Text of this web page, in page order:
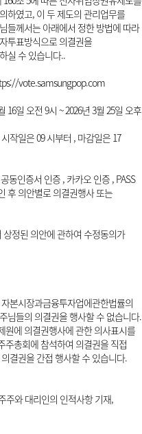
하였고, 이 두 제도의 관리업무를
들께서는 아래에서 정한 방법에 따라
투표방식으로 의결권을
실 수 있습니다..
vote.samsungpop.com
16일 오전 9시 ~ 2026년 3월 25일 오후
작일은 09 시부터 , 마감일은 17
동인증서 인증 , 카카오 인증 , PASS
의안별로 의결권행사 또는
정된 의안에 관하여 수정동의가
본시장과금융투자업에관한법률의
님들의 의결권을 행사할 수 없습니다.
원에 의결권행사에 관한 의사표시를
주총회에 참석하여 의결권을 직접
결권을 간접 행사할 수 있습니다.
주와 대리인의 인적사항 기재,